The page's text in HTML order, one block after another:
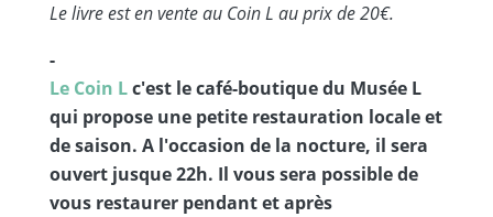
Le livre est en vente au Coin L au prix de 20€.
-
Le Coin Lc'est le café-boutique du Musée L
qui propose une petite restauration locale et
de saison. A l'occasion de la nocture, il sera
ouvert jusque 22h. Il vous sera possible de
vous restaurer pendant et après